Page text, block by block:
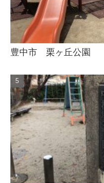
豊中市 栗ヶ丘公園